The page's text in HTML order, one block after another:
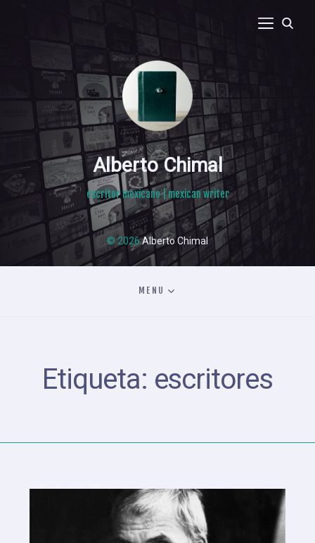
Alberto Chimal
escritor mexicano | mexican writer
© 2026Alberto Chimal
MENU
Etiqueta: escritores